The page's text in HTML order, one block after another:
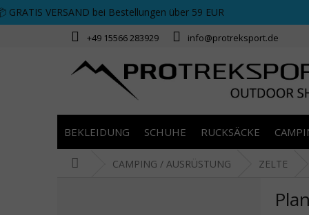
Zum Inhalt springen
GRATIS VERSAND bei Bestellungen über 59 EUR
+49 15566 283929 info@protreksport.de
BEKLEIDUNG SCHUHE RUCKSÄCKE
StartseiteCAMPING / AUSRÜSTUNG ZELTE